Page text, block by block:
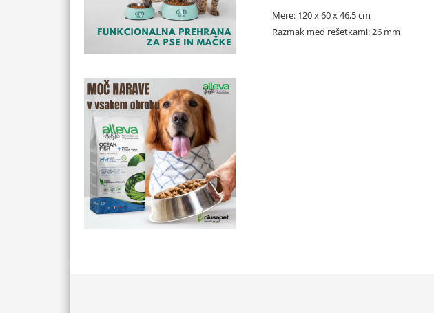
Mere: 120 x 60 x 46,5 cm
Razmak med rešetkami: 26 mm